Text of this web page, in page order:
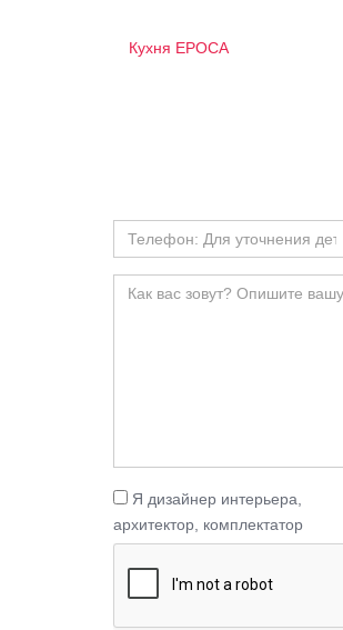
Кухня EPOCA
Я дизайнер интерьера,
архитектор, комплектатор